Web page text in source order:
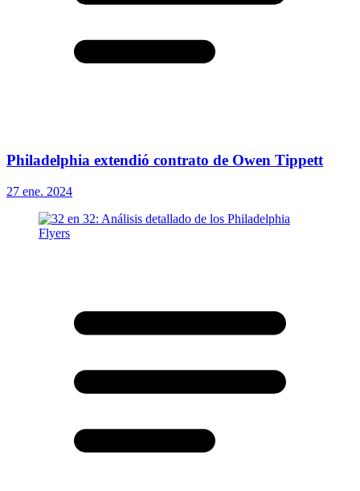
Philadelphia extendió contrato de Owen Tippett
27 ene. 2024